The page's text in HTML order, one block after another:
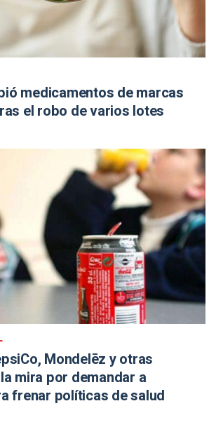
medicamentos de marcas
el robo de varios lotes
Mondelēz y otras
mira por demandar a
frenar políticas de salud